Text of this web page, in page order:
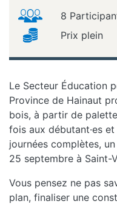
8
Prix plein
Le Secteur Éducation
Province de Hainaut
bois, à partir de
fois aux débutant·es
journées complètes,
25 septembre à Saint-
Vous pensez ne pas
plan, finaliser une